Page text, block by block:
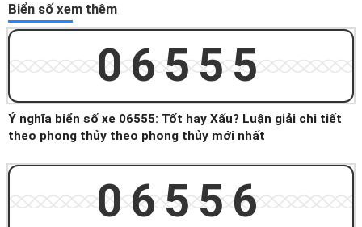
Biển số xem thêm
06555
Ý nghĩa biển số xe 06555: Tốt hay Xấu? Luận giải chi tiết
theo phong thủy theo phong thủy mới nhất
06556